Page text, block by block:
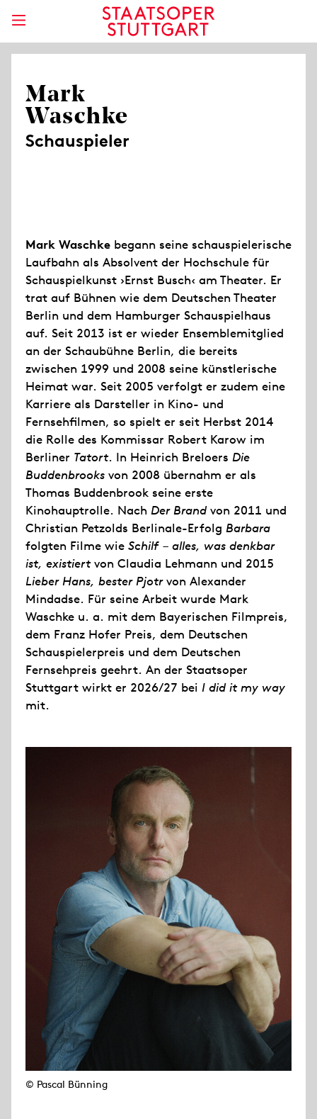
Mark
Waschke
Schauspieler
Mark Waschke begann seine schauspielerische
Laufbahn als Absolvent der Hochschule für
Schauspielkunst ›Ernst Busch‹ am Theater. Er
trat auf Bühnen wie dem Deutschen Theater
Berlin und dem Hamburger Schauspielhaus
auf. Seit 2013 ist er wieder Ensemblemitglied
an der Schaubühne Berlin, die bereits
zwischen 1999 und 2008 seine künstlerische
Heimat war. Seit 2005 verfolgt er zudem eine
Karriere als Darsteller in Kino- und
Fernsehfilmen, so spielt er seit Herbst 2014
die Rolle des Kommissar Robert Karow im
Berliner Tatort. In Heinrich Breloers Die
Buddenbrooks von 2008 übernahm er als
Thomas Buddenbrook seine erste
Kinohauptrolle. Nach Der Brandvon 2011 und
Christian Petzolds Berlinale-Erfolg Barbara
folgten Filme wie Schilf – alles, was denkbar
ist, existiertvon Claudia Lehmann und 2015
Lieber Hans, bester Pjotrvon Alexander
Mindadse. Für seine Arbeit wurde Mark
Waschke u. a. mit dem Bayerischen Filmpreis,
dem Franz Hofer Preis, dem Deutschen
Schauspielerpreis und dem Deutschen
Fernsehpreis geehrt. An der Staatsoper
Stuttgart wirkt er 2026/27 bei I did it my way
mit.
© Pascal Bünning